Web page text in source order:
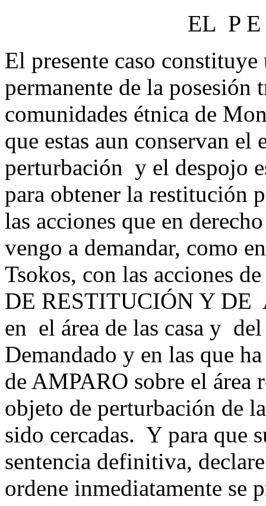
EL P E
El presente caso
permanente de la
comunidades étnica de
que estas aun conservan el
perturbación y el despojo
para obtener la restitución
las acciones que en
vengo a demandar, como
Tsokos, con las acciones
DE RESTITUCIÓN Y
en el área de las casa y
Demandado y en las que
de AMPARO sobre el área
objeto de perturbación de
sido cercadas. Y para que
sentencia definitiva,
ordene inmediatamente se